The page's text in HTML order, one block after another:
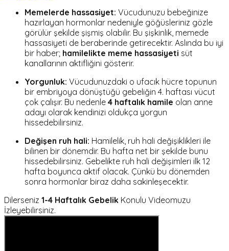
Memelerde hassasiyet: Vücudunuzu bebeğinize
hazırlayan hormonlar nedeniyle göğüsleriniz gözle
görülür şekilde şişmiş olabilir. Bu şişkinlik, memede
hassasiyeti de beraberinde getirecektir. Aslında bu iyi
bir haber; hamilelikte meme hassasiyeti süt
kanallarının aktifliğini gösterir.
Yorgunluk: Vücudunuzdaki o ufacık hücre topunun
bir embriyoya dönüştüğü gebeliğin 4. haftası vücut
çok çalışır. Bu nedenle 4 haftalık hamile olan anne
adayı olarak kendinizi oldukça yorgun
hissedebilirsiniz.
Değişen ruh hali: Hamilelik, ruh hali değişiklikleri ile
bilinen bir dönemdir. Bu hafta net bir şekilde bunu
hissedebilirsiniz. Gebelikte ruh hali değişimleri ilk 12
hafta boyunca aktif olacak. Çünkü bu dönemden
sonra hormonlar biraz daha sakinleşecektir.
Dilerseniz 1-4 Haftalık Gebelik Konulu Videomuzu
İzleyebilirsiniz.